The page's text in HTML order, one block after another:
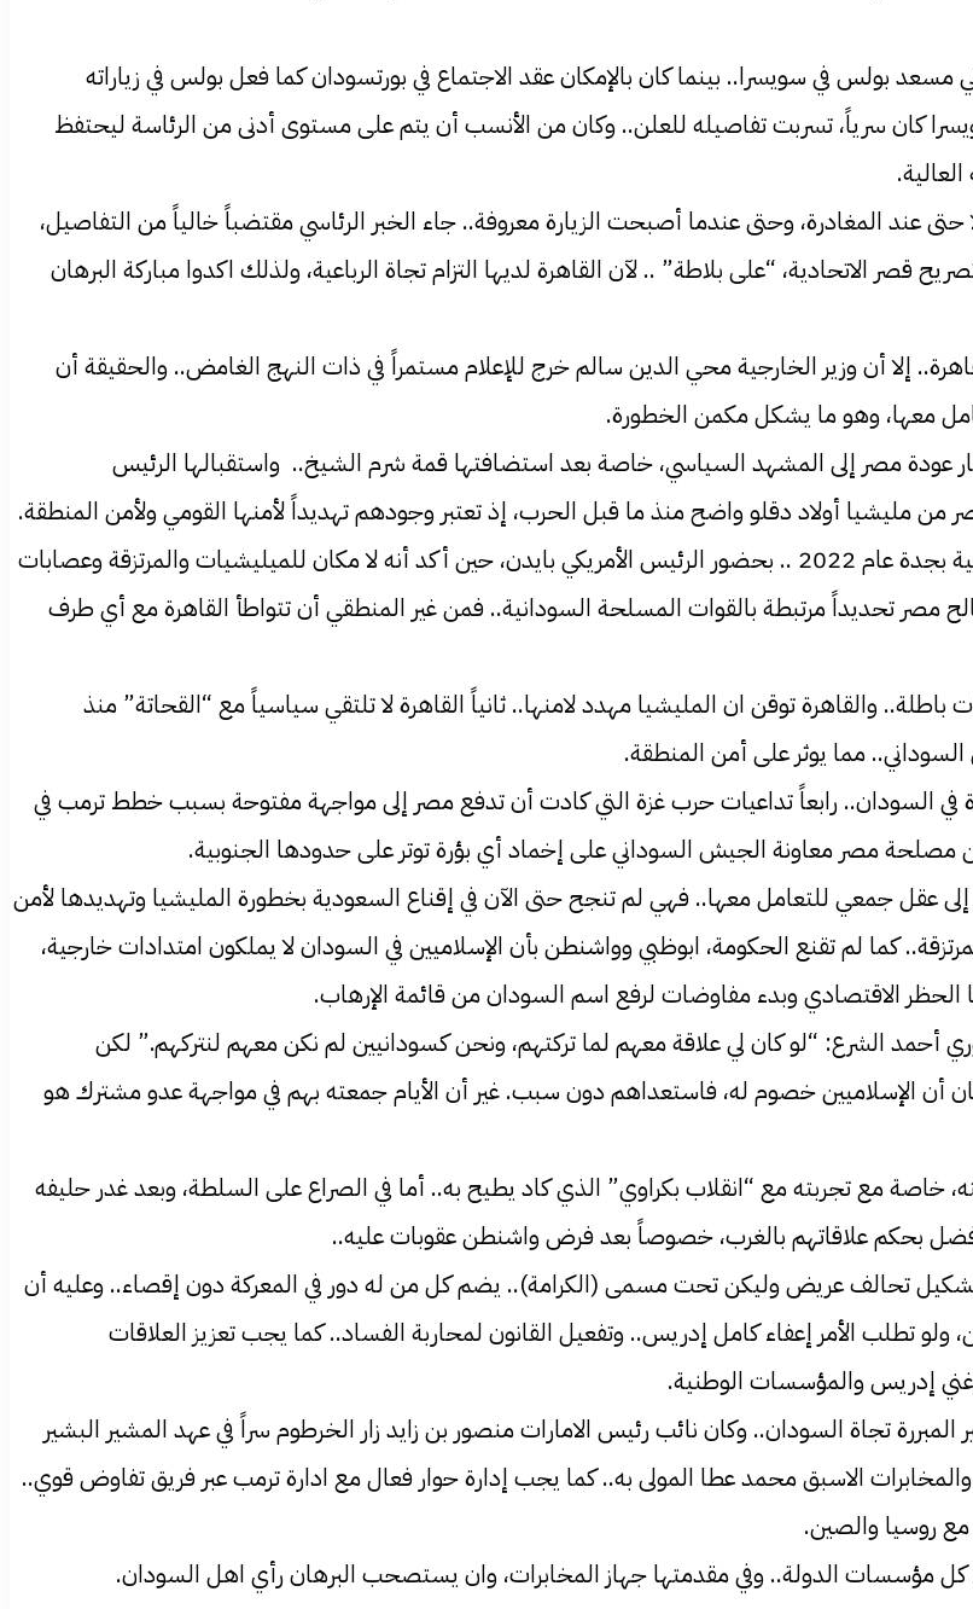
مسعد بولس في سويسرا.. بينما كان بالإمكان عقد الاجتماع في بورتسودان كما فعل بولس في زياراته
كان سرياً، تسربت تفاصيله للعلن.. وكان من الأنسب أن يتم على مستوى أدنى من الرئاسة ليحتفظ
عند المغادرة، وحتى عندما أصبحت الزيارة معروفة.. جاء الخبر الرئاسي مقتضباً خالياً من التفاصيل،
قصر الاتحادية، “على بلاطة” .. لآن القاهرة لديها التزام تجاة الرباعية، ولذلك اكدوا مباركة البرهان
إلا أن وزير الخارجية محي الدين سالم خرج للإعلام مستمراً في ذات النهج الغامض.. والحقيقة أن
معها، وهو ما يشكل مكمن الخطورة.
عودة مصر إلى المشهد السياسي، خاصة بعد استضافتها قمة شرم الشيخ.. واستقبالها الرئيس
من مليشيا أولاد دقلو واضح منذ ما قبل الحرب، إذ تعتبر وجودهم تهديداً لأمنها القومي ولأمن المنطقة.
0 وقد عبّر الرئيس السيسي عن هذا الموقف بوضوح في قمة الأمن والتنمية بجدة عام 2022 .. بحضور الرئيس الأمريكي بايدن، حين أكد أنه لا مكان للميليشيات والمرتزقة وعصابات
مصر تحديداً مرتبطة بالقوات المسلحة السودانية.. فمن غير المنطقي أن تتواطأ القاهرة مع أي طرف
والقاهرة توقن ان المليشيا مهدد لامنها.. ثانياً القاهرة لا تلتقي سياسياً مع “القحاتة” منذ
مما يوثر على أمن المنطقة.
في السودان.. رابعاً تداعيات حرب غزة التي كادت أن تدفع مصر إلى مواجهة مفتوحة بسبب خطط ترمب في
من مصلحة مصر معاونة الجيش السوداني على إخماد أي بؤرة توتر على حدودها الجنوبية.
إلى عقل جمعي للتعامل معها.. فهي لم تنجح حتى الآن في إقناع السعودية بخطورة المليشيا وتهديدها لأمن
كما لم تقنع الحكومة، ابوظبي وواشنطن بأن الإسلاميين في السودان لا يملكون امتدادات خارجية،
أحمد الشرع: “لو كان لي علاقة معهم لما تركتهم، ونحن كسودانيين لم نكن معهم لنتركهم.” لكن
أن الإسلاميين خصوم له، فاستعداهم دون سبب. غير أن الأيام جمعته بهم في مواجهة عدو مشترك هو
خاصة مع تجربته مع “انقلاب بكراوي” الذي كاد يطيح به.. أما في الصراع على السلطة، وبعد غدر حليفه
بحكم علاقاتهم بالغرب، خصوصاً بعد فرض واشنطن عقوبات عليه..
تحالف عريض وليكن تحت مسمى (الكرامة).. يضم كل من له دور في المعركة دون إقصاء.. وعليه أن
ولو تطلب الأمر إعفاء كامل إدريس.. وتفعيل القانون لمحاربة الفساد.. كما يجب تعزيز العلاقات
إدريس والمؤسسات الوطنية.
تجاة السودان.. وكان نائب رئيس الامارات منصور بن زايد زار الخرطوم سراً في عهد المشير البشير
الاسبق محمد عطا المولى به.. كما يجب إدارة حوار فعال مع ادارة ترمب عبر فريق تفاوض قوي..
روسيا والصين.